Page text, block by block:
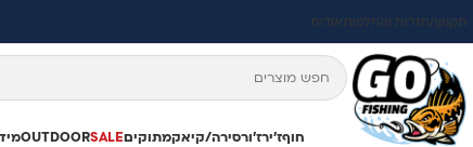
תקנוןהחזרות והחלפותאודות
חוףז'ירז'ורסירה/קיאקמתוקיםSALE
OUTDOOR